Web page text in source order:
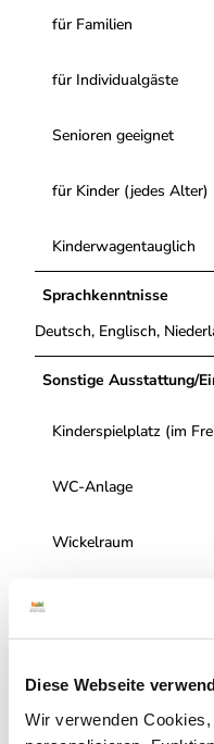
Diese Webseite
Wir verwenden
für Familien
für Individualgäste
Senioren geeignet
für Kinder (jedes Alter)
Kinderwagentauglich
Sprachkenntnisse
Deutsch, Englisch,
Sonstige Ausstattung/
Kinderspielplatz (im
WC-Anlage
Wickelraum